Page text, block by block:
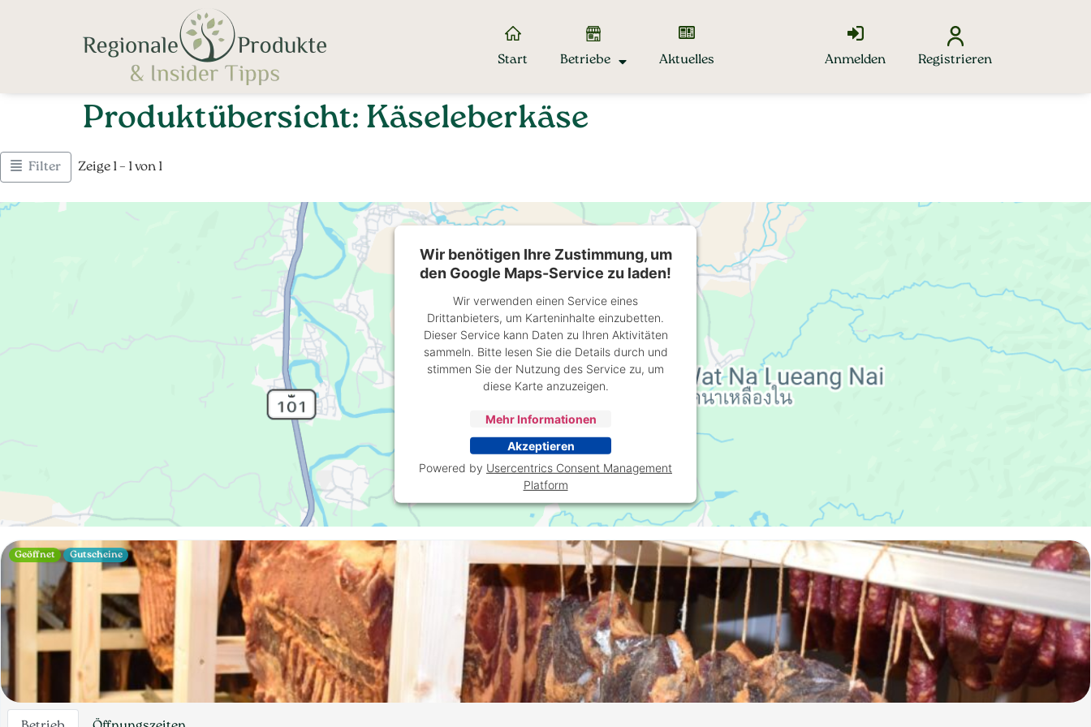
Start Betriebe Aktuelles Anmelden Registrieren
Produktübersicht: Käseleberkäse
Filter Zeige 1 – 1 von 1
Geöffnet Gutscheine
Wir benötigen Ihre Zustimmung, um
den Google Maps-Service zu laden!
Wir verwenden einen Service eines
Drittanbieters, um Karteninhalte einzubetten.
Dieser Service kann Daten zu Ihren Aktivitäten
sammeln. Bitte lesen Sie die Details durch und
stimmen Sie der Nutzung des Service zu, um
diese Karte anzuzeigen.
Mehr Informationen
Akzeptieren
Powered by Usercentrics Consent Management
Platform